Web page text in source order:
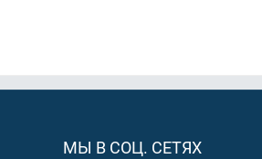
МЫ В СОЦ. СЕТЯХ